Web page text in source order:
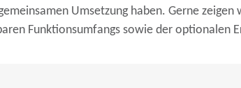
Umsetzung haben. Gerne
Funktionsumfangs sowie der optionalen